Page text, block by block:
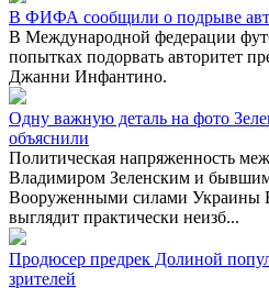
В ФИФА сообщили о подрыве
В Международной федерации
попытках подорвать авторитет
Джанни Инфантино.
Одну важную деталь на фото
объяснили
Политическая напряженность
Владимиром Зеленским и
Вооруженными силами Украины
выглядит практически неизб...
Продюсер предрек Долиной
зрителей